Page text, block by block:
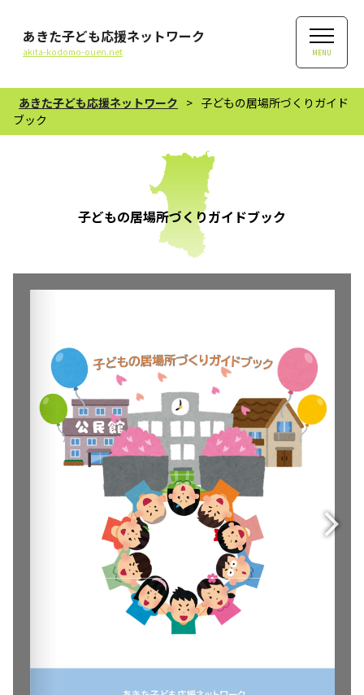
あきた子ども応援ネットワーク
akita-kodomo-ouen.net MENU
あきた子ども応援ネットワーク > 子どもの居場所づくりガイド
ブック
子どもの居場所づくりガイドブック